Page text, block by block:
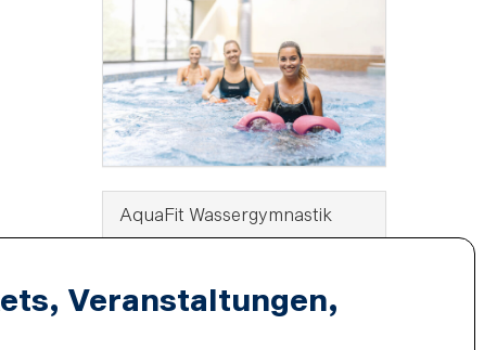
AquaFit Wassergymnastik
Veranstaltungen,